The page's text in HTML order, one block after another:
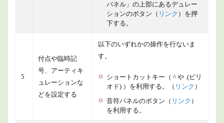
パネル」の上部にあるデュレー
ションのボタン（ リンク ）を押
下する。
5
付点や臨時記
号、アーティキ
ュレーションな
どを設定する
以下のいずれかの操作を行ないま
す。
ショートカットキー（ ^ や .(ピリ
オド) ）を利用する。（ リンク ）
音符パネルのボタン（ リンク ）
を利用する。